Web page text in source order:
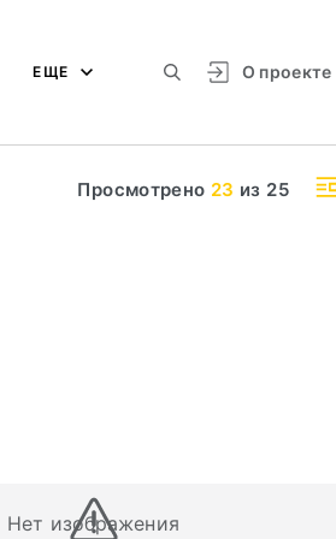
О проекте
ЕЩЕ
Просмотрено 23 из 25
Нет изображения